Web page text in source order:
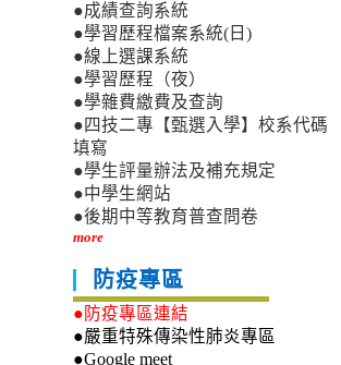
●成績查詢系統
●學習歷程檔案系統(日)
●線上選課系統
●學習歷程（夜）
●學雜費繳費及查詢
●四技二專【甄選入學】校系代碼
填寫
●學生評量辦法及補充規定
●中學生網站
●後期中等教育普查問卷
more
防疫專區
●防疫專區連結
●嚴重特殊傳染性肺炎專區
●Google meet